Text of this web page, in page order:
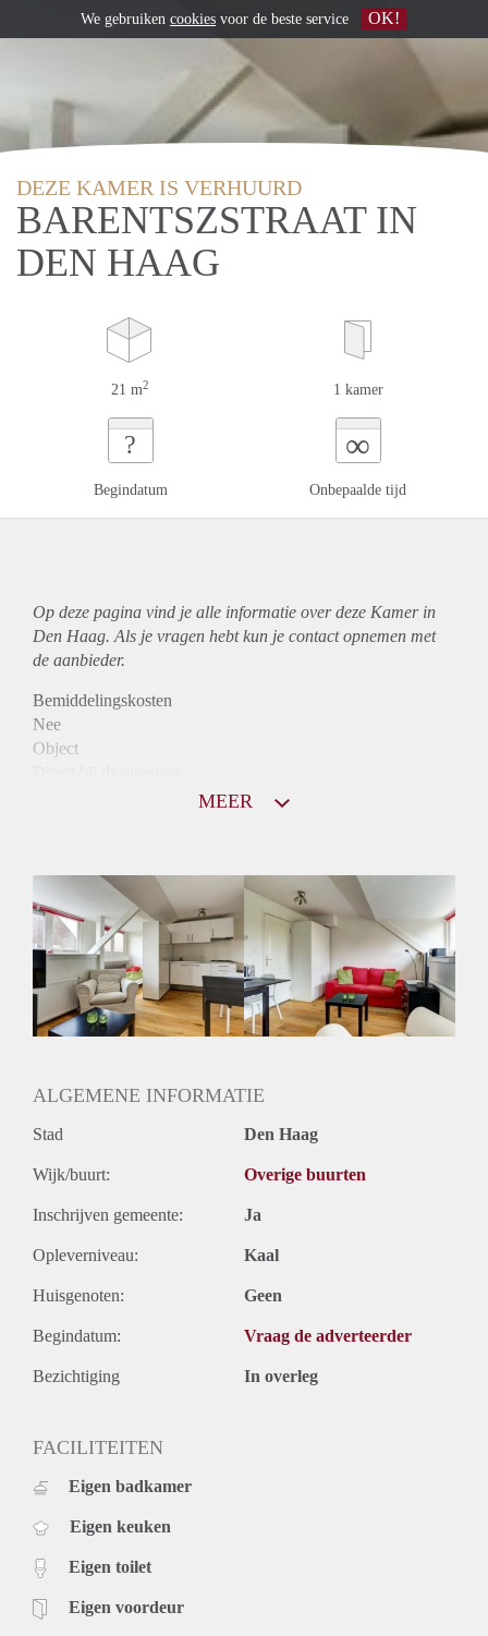
DEZE KAMER IS VERHUURD
BARENTSZSTRAAT IN
DEN HAAG
21 m2 1 kamer
?
Begindatum
∞
Onbepaalde tijd
Op deze pagina vind je alle informatie over deze Kamer in
Den Haag. Als je vragen hebt kun je contact opnemen met
de aanbieder.
Bemiddelingskosten
Nee
Object
Huurtoeslag
Mogelijk
Inkomen eis
2,9 X Maandhuur Bruto
Huurtermijn
Onbepaalde termijn
Oplevering
MEER
ALGEMENE INFORMATIE
Stad Den Haag
Wijk/buurt: Overige buurten
Inschrijven gemeente: Ja
Opleverniveau: Kaal
Huisgenoten: Geen
Begindatum: Vraag de adverteerder
Bezichtiging In overleg
FACILITEITEN
Eigen badkamer
Eigen keuken
Eigen toilet
Eigen voordeur
We gebruiken cookies voor de beste service OK!